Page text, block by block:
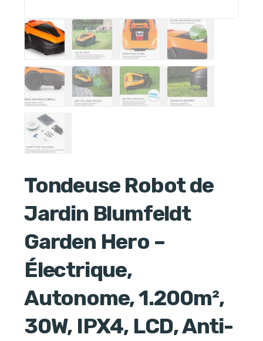
Tondeuse Robot de
Jardin Blumfeldt
Garden Hero –
Électrique,
Autonome, 1.200m²,
30W, IPX4, LCD, Anti-